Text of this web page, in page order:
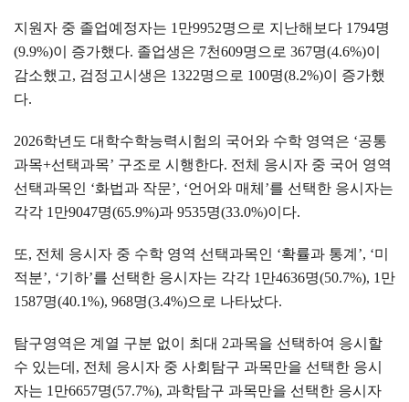
지원자 중 졸업예정자는 1 만9952명으로 지난해보다 1794명
(9.9%)이 증가했다. 졸업생은 7천609명으로 367명(4.6%)이
감소했고, 검정고시생은 1322명으로 100명(8.2%)이 증가했
다.
2026학년도 대학수학능력시험의 국어와 수학 영역은 ‘공통
과목+선택과목’ 구조로 시행한다. 전체 응시자 중 국어 영역
선택과목인 ‘화법과 작문’, ‘언어와 매체 ’를 선택한 응시자는
각각 1 만9047명(65.9%)과 9535명(33.0%)이다.
또, 전체 응시자 중 수학 영역 선택과목인 ‘확률과 통계 ’, ‘미
적분’, ‘기하’를 선택한 응시자는 각각 1 만4636명(50.7%), 1 만
1587명(40.1%), 968명(3.4%)으로 나타났다.
탐구영역은 계열 구분 없이 최대 2과목을 선택하여 응시할
수 있는데 , 전체 응시자 중 사회탐구 과목만을 선택한 응시
자는 1 만6657명(57.7%), 과학탐구 과목만을 선택한 응시자